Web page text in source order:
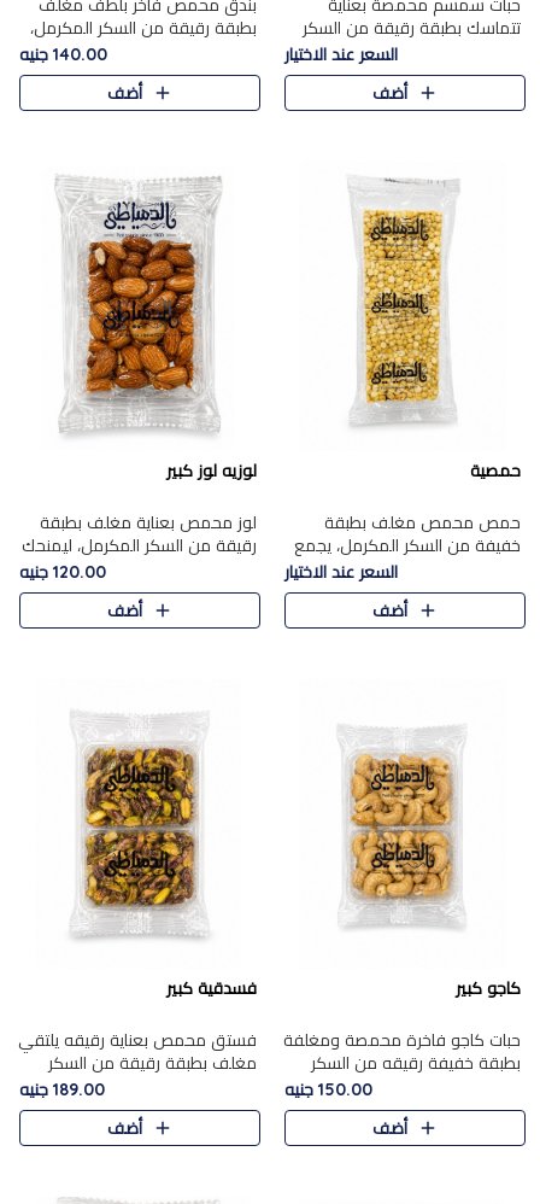
حبات سمسم محمصة بعناية
تتماسك بطبقة رقيقة من السكر
المكرمل، لتقدم طعم السمسم
المميز وقرمشتة التي ارتبطت ببهجة
المولد عبر الأجيال.
السعر عند الاختيار
أضف
بندق محمص فاخر بلطف مغلف
بطبقة رقيقة من السكر المكرمل،
يجمع بين النكهة الغنية ناتي
والقرمشة الراقية المرضية في
حلوى شرقية أنيقه بطابع مميز.
140.00 جنيه
أضف
حمصية
حمص محمص مغلف بطبقة
خفيفة من السكر المكرمل، يجمع
بين القرمشة المميزة والطعم
الشرقي الأصيل في واحدة من أشهر
حلويات الموسم.
السعر عند الاختيار
أضف
لوزيه لوز كبير
لوز محمص بعناية مغلف بطبقة
رقيقة من السكر المكرمل، ليمنحك
قرمشة راقية ونكهة غنية تبرز
فخامة اللوز في كل قطعة.
120.00 جنيه
أضف
كاجو كبير
حبات كاجو فاخرة محمصة ومغلفة
بطبقة خفيفة رقيقه من السكر
المكرمل، تجمع بين توازن النعومة
زبدية غنية فاخرة والقرمشة
المرضية في حلوى شرقية بطاب..
150.00 جنيه
أضف
فسدقية كبير
فستق محمص بعناية رقيقه يلتقي
مغلف بطبقة رقيقة من السكر
المكرمل، ليقدم مذاقًا فاخرًا حلوي
شرقية فاخرة ونكهة غنية ناتي تميز
كل قطعة و قوام هش
189.00 جنيه
أضف